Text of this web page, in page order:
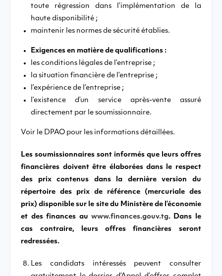
toute régression dans l’implémentation de la
haute disponibilité ;
maintenir les normes de sécurité établies.
Exigences en matière de qualifications :
les conditions légales de l’entreprise ;
la situation financière de l’entreprise ;
l’expérience de l’entreprise ;
l’existence d’un service après-vente assuré
directement par le soumissionnaire.
Voir le DPAO pour les informations détaillées.
Les soumissionnaires sont informés que leurs offres
financières doivent être élaborées dans le respect
des prix contenus dans la dernière version du
répertoire des prix de référence (mercuriale des
prix) disponible sur le site du Ministère de l’économie
et des finances au www.finances.gouv.tg. Dans le
cas contraire, leurs offres financières seront
redressées.
Les candidats intéressés peuvent consulter